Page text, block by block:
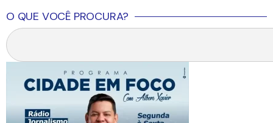
O QUE VOCÊ PROCURA?